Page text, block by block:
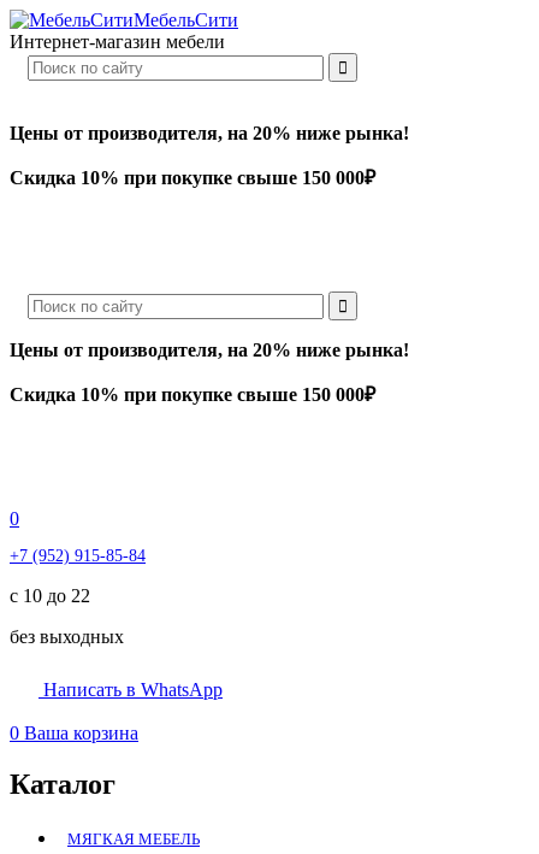
МебельСити
Интернет-магазин мебели
Цены от производителя, на 20% ниже рынка!
Скидка 10% при покупке свыше 150 000₽
Цены от производителя, на 20% ниже рынка!
Скидка 10% при покупке свыше 150 000₽
0
+7 (952) 915-85-84
с 10 до 22
без выходных
Написать в WhatsApp
0 Ваша корзина
Каталог
МЯГКАЯ МЕБЕЛЬ